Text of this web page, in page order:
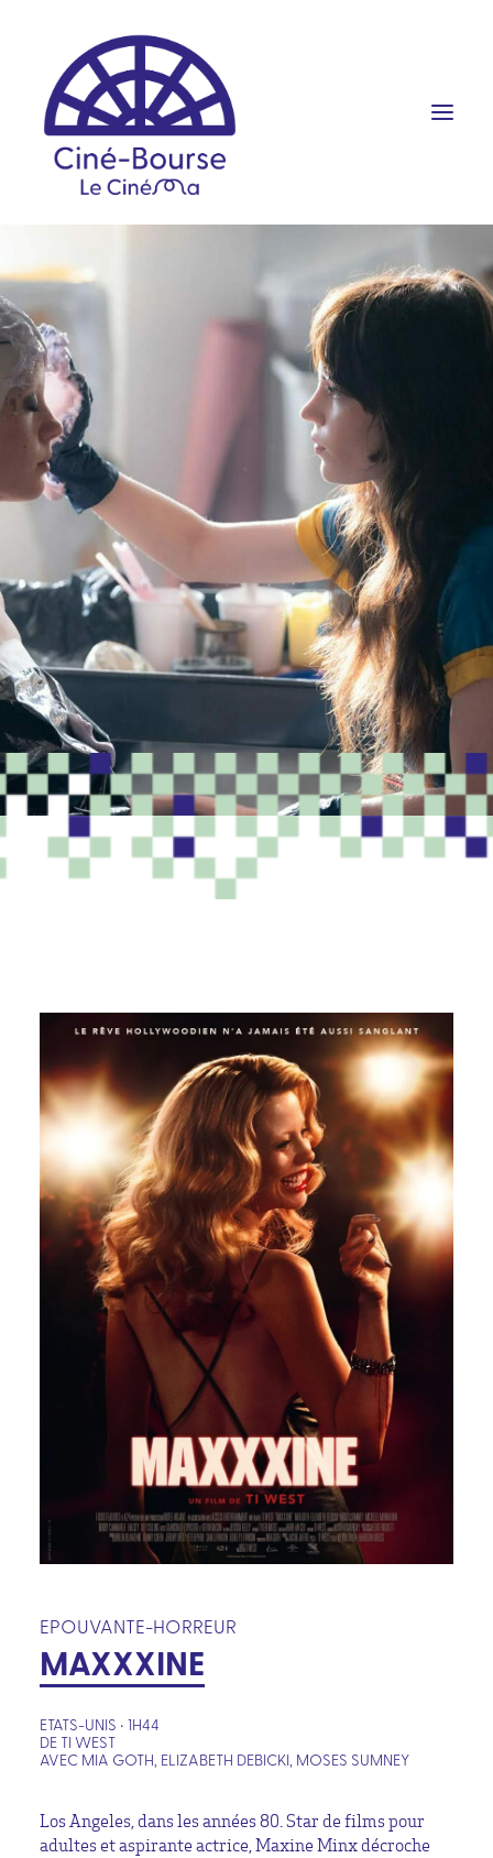
FILMS ET HORAIRES
ÉVÉNEMENTS
SCOLAIRES
PRATIQUE
RÉSERVATION
PROGRAMME
EPOUVANTE-HORREUR
MAXXXINE
ETATS-UNIS • 1H44
DE TI WEST
AVEC MIA GOTH, ELIZABETH DEBICKI, MOSES SUMNEY
Los Angeles, dans les années 80. Star de films pour
adultes et aspirante actrice, Maxine Minx décroche